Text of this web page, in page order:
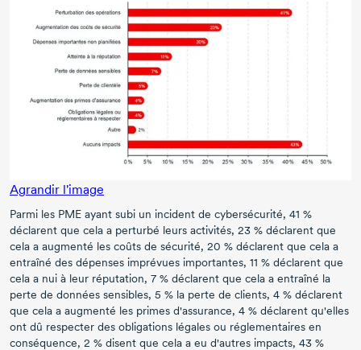
Agrandir l'image
Parmi les PME ayant subi un incident de cybersécurité, 41 %
déclarent que cela a perturbé leurs activités, 23 % déclarent que
cela a augmenté les coûts de sécurité, 20 % déclarent que cela a
entraîné des dépenses imprévues importantes, 11 % déclarent que
cela a nui à leur réputation, 7 % déclarent que cela a entraîné la
perte de données sensibles, 5 % la perte de clients, 4 % déclarent
que cela a augmenté les primes d'assurance, 4 % déclarent qu'elles
ont dû respecter des obligations légales ou réglementaires en
conséquence, 2 % disent que cela a eu d'autres impacts, 43 %